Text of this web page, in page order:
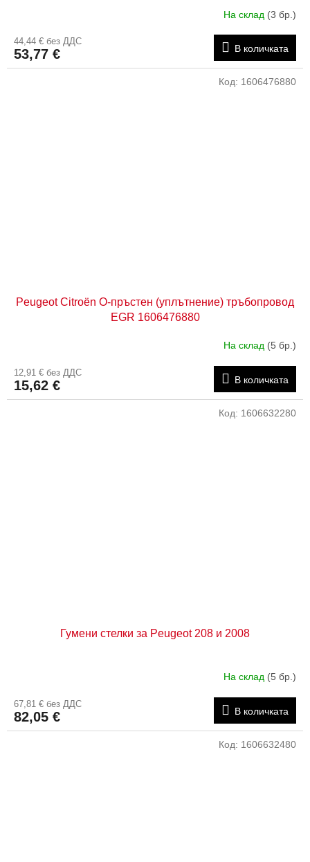
На склад (3 бр.)
44,44 € без ДДС
53,77 € В количката
Peugeot Citroën О-пръстен (уплътнение) тръбопровод
EGR 1606476880
На склад (5 бр.)
12,91 € без ДДС
15,62 € В количката
Код: 1606476880
Гумени стелки за Peugeot 208 и 2008
На склад (5 бр.)
67,81 € без ДДС
82,05 € В количката
Код: 1606632280
Код: 1606632480